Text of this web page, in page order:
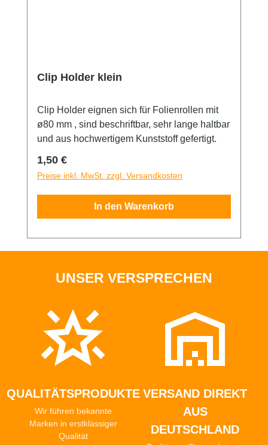
Clip Holder klein
Clip Holder eignen sich für Folienrollen mit
ø80 mm , sind beschriftbar, sehr lange haltbar
und aus hochwertigem Kunststoff gefertigt.
Regulärer Preis:
1,50 €
Preise inkl. MwSt. zzgl. Versandkosten
In den Warenkorb
UNSER VERSPRECHEN
QUALITÄTSPRODUKTE
Wir führen bekannte
Marken in erstklassiger
Qualität
VERSAND DIREKT
AUS
DEUTSCHLAND